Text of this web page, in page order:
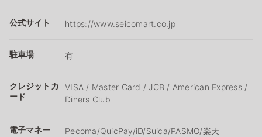
公式サイト https://www.seicomart.co.jp
駐車場 有
クレジットカ
ード
VISA / Master Card / JCB / American Express /
Diners Club
電子マネー
Pecoma/QuicPay/iD/Suica/PASMO/楽天